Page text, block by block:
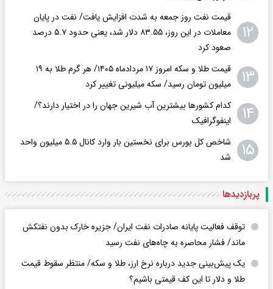
۱۲
قیمت نفت روز جمعه به شدت افزایش یافت/ نفت در پایان
معاملات در این روز، ۸۳.۵۵ دلار شد، یعنی حدود ۵.۷ درصد
صعود کرد
۱۳
قیمت طلا و سکه امروز ۱۷ مردادماه ۱۴۰۵/ هر گرم طلا به ۱۹
میلیون تومان رسید/ سکه میلیونی تغییر کرد
۱۴
کدام کشورها بیشترین آب شیرین جهان را در اختیار دارند؟/
اینفوگرافیک
۱۵
شاخص کل بورس برای نخستین بار وارد کانال ۵.۵ میلیون واحد
شد
پربازدید‌ها
توقف فعالیت پایانه صادرات نفت ایران/ جزیره خارک بدون نفتکش
ماند/ فشار محاصره به چاه‌های نفت رسید
یک پیش‌بینی جدید درباره نرخ ارز، طلا و سکه/ منتظر سقوط قیمت
طلا و دلار تا این کف قیمتی باشیم؟